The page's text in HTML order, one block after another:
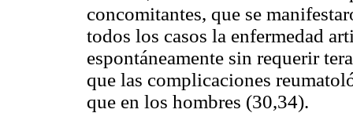
concomitantes, que se
todos los casos la enfermedad
espontáneamente sin requerir
que las complicaciones
que en los hombres (30,34).